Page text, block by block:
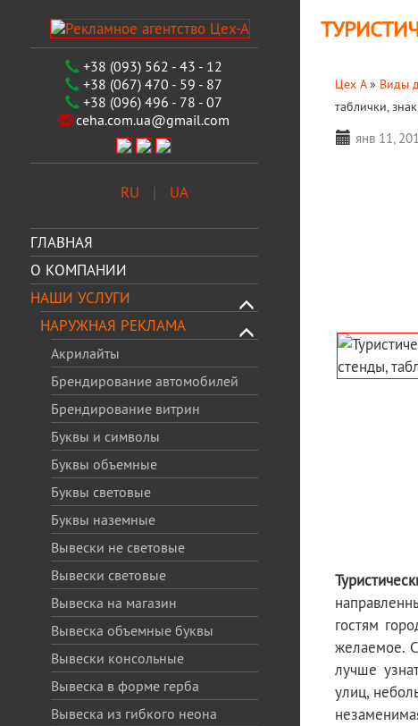
+38 (093) 562 - 43 - 12
+38 (067) 470 - 59 - 87
+38 (096) 496 - 78 - 07
ceha.com.ua@gmail.com
RU UA
ГЛАВНАЯ
О КОМПАНИИ
НАШИ УСЛУГИ
НАРУЖНАЯ РЕКЛАМА
Акрилайты
Брендирование автомобилей
Брендирование витрин
Буквы и символы
Буквы объемные
Буквы световые
Буквы наземные
Вывески не световые
Вывески световые
Вывеска на магазин
Вывеска объемные буквы
Вывески консольные
Вывеска в форме герба
Вывеска из гибкого неона
Цех А» Виды
таблички,
янв 11,
гостям
желаемое.
лучше
улиц,